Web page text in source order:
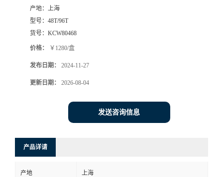
产地：
上海
型号： 48T/96T
货号： KCW80468
价格： ￥1280/盒
发布日期： 2024-11-27
更新日期： 2026-08-04
发送咨询信息
产品详请
产地 上海